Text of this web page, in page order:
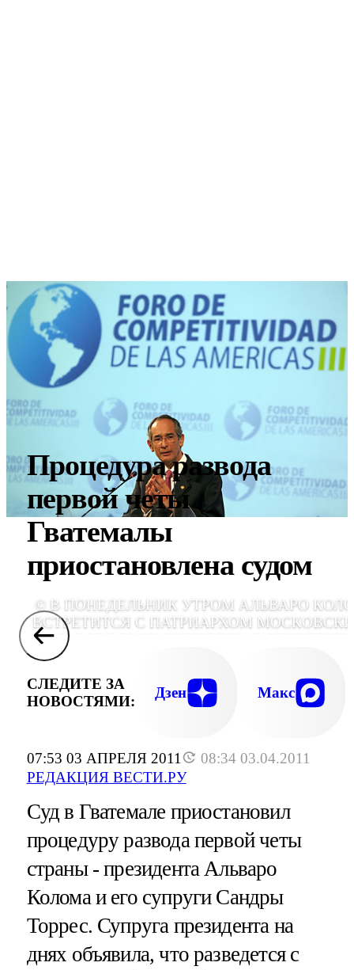
07:53 03 АПРЕЛЯ 2011
08:34 03.04.2011
РЕДАКЦИЯ ВЕСТИ.РУ
Процедура развода
первой четы
Гватемалы
приостановлена судом
© В ПОНЕДЕЛЬНИК УТРОМ АЛЬВАРО
ВСТРЕТИТСЯ С ПАТРИАРХОМ
И ВСЕЯ РУСИ КИРИЛЛОМ В
СЛЕДИТЕ ЗА
НОВОСТЯМИ:
Дзен Макс
Cуд в Гватемале приостановил
процедуру развода первой четы
страны - президента Альваро
Колома и его супруги Сандры
Торрес. Супруга президента на
днях объявила, что разведется с